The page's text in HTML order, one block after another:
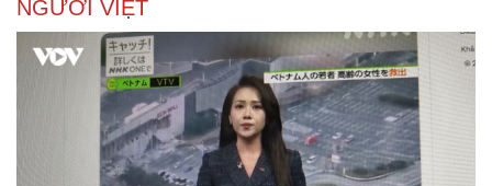
NGƯỜI VIỆT